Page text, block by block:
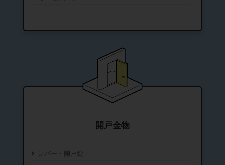
開戸金物
レバー・開戸錠